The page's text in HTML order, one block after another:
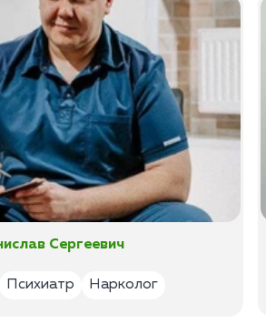
Сергеевич
Психиатр Нарколог